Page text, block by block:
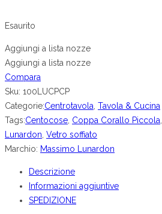
Esaurito
Aggiungi a lista nozze
Aggiungi a lista nozze
Compara
Sku: 100LUCPCP
Categorie:Centrotavola, Tavola & Cucina
Tags:Centocose, Coppa Corallo Piccola,
Lunardon, Vetro soffiato
Marchio: Massimo Lunardon
Descrizione
Informazioni aggiuntive
SPEDIZIONE